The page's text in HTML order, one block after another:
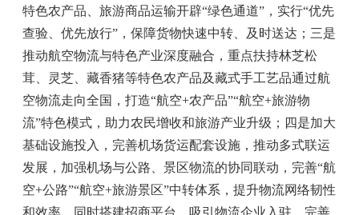
特色农产品、旅游商品运输开辟“绿色通道”，实行“优先
查验、优先放行”，保障货物快速中转、及时送达；三是
推动航空物流与特色产业深度融合，重点扶持林芝松
茸、灵芝、藏香猪等特色农产品及藏式手工艺品通过航
空物流走向全国，打造“航空+农产品”“航空+旅游物
流”特色模式，助力农民增收和旅游产业升级；四是加大
基础设施投入，完善机场货运配套设施，推动多式联运
发展，加强机场与公路、景区物流的协同联动，完善“航
空+公路”“航空+旅游景区”中转体系，提升物流网络韧性
和效率，同时搭建招商平台，吸引物流企业入驻，完善